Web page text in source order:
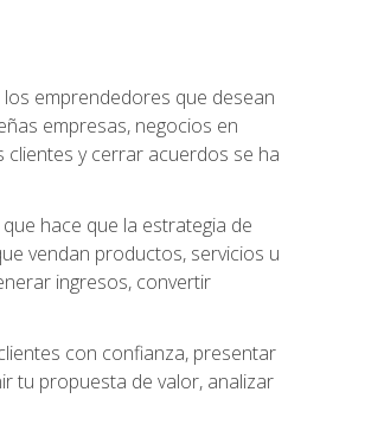
emprendedores que desean
empresas, negocios en
clientes y cerrar acuerdos se ha
hace que la estrategia de
vendan productos, servicios u
ingresos, convertir
con confianza, presentar
tu propuesta de valor, analizar